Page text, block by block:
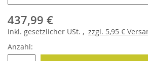
437,99 €
inkl. gesetzlicher USt. , zzgl. 5,95 €
Anzahl: